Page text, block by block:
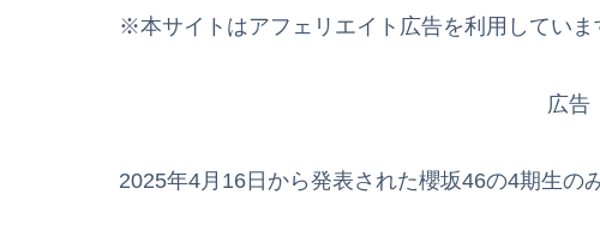
※本サイトはアフェリエイト広告を利用していま
広告
2025年4月16日から発表された櫻坂46の4期生の